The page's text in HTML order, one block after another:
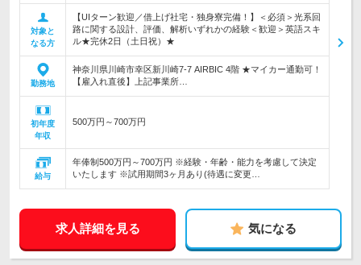
対象と
なる方
【UIターン歓迎／借上げ社宅・独身寮完備！】＜必須＞光系回
路に関する設計、評価、解析いずれかの経験＜歓迎＞英語スキ
ル★完休2日（土日祝）★
勤務地
神奈川県川崎市幸区新川崎7-7 AIRBIC 4階 ★マイカー通勤可！
【雇入れ直後】上記事業所…
初年度
年収
500万円～700万円
給与
年俸制500万円～700万円 ※経験・年齢・能力を考慮して決定
いたします ※試用期間3ヶ月あり(待遇に変更…
求人詳細を見る 気になる